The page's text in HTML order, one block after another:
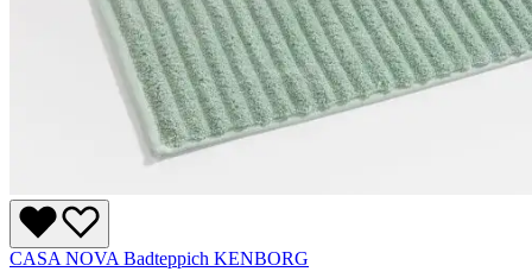
CASA NOVA Badteppich KENBORG